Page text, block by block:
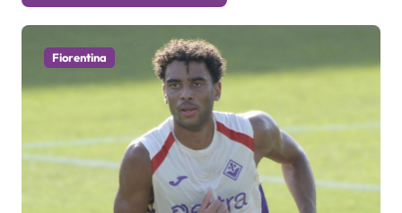
Fiorentina